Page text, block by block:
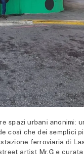
spazi urbani anonimi:
così che dei semplici
ferroviaria di
artist Mr.G e